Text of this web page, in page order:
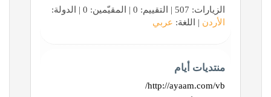
الزيارات: 507 | التقييم: 0 | المقيّمين: 0 | الدولة:
الأردن | اللغة: عربي
منتديات أيام
http://ayaam.com/vb/